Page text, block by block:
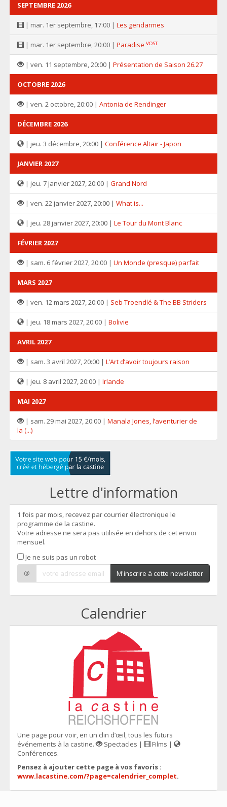
SEPTEMBRE 2026
| mar. 1er septembre, 17:00 | Les gendarmes
| mar. 1er septembre, 20:00 | Paradise VOST
| ven. 11 septembre, 20:00 | Présentation de Saison 26.27
OCTOBRE 2026
| ven. 2 octobre, 20:00 | Antonia de Rendinger
DÉCEMBRE 2026
| jeu. 3 décembre, 20:00 | Conférence Altaïr - Japon
JANVIER 2027
| jeu. 7 janvier 2027, 20:00 | Grand Nord
| ven. 22 janvier 2027, 20:00 | What is...
| jeu. 28 janvier 2027, 20:00 | Le Tour du Mont Blanc
FÉVRIER 2027
| sam. 6 février 2027, 20:00 | Un Monde (presque) parfait
MARS 2027
| ven. 12 mars 2027, 20:00 | Seb Troendlé & The BB Striders
| jeu. 18 mars 2027, 20:00 | Bolivie
AVRIL 2027
| sam. 3 avril 2027, 20:00 | L’Art d’avoir toujours raison
| jeu. 8 avril 2027, 20:00 | Irlande
MAI 2027
| sam. 29 mai 2027, 20:00 | Manala Jones, l’aventurier de
la (...)
Lettre d'information
1 fois par mois, recevez par courrier électronique le
programme de la castine.
Votre adresse ne sera pas utilisée en dehors de cet envoi
mensuel.
Je ne suis pas un robot
@
M'inscrire à cette newsletter
Calendrier
Une page pour voir, en un clin d’œil, tous les futurs
événements à la castine.
Spectacles |
Films |
Conférences.
Pensez à ajouter cette page à vos favoris :
www.lacastine.com/?page=calendrier_complet.